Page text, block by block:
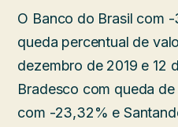
O Banco do Brasil com
queda percentual de
dezembro de 2019 e 12
Bradesco com queda
com -23,32% e